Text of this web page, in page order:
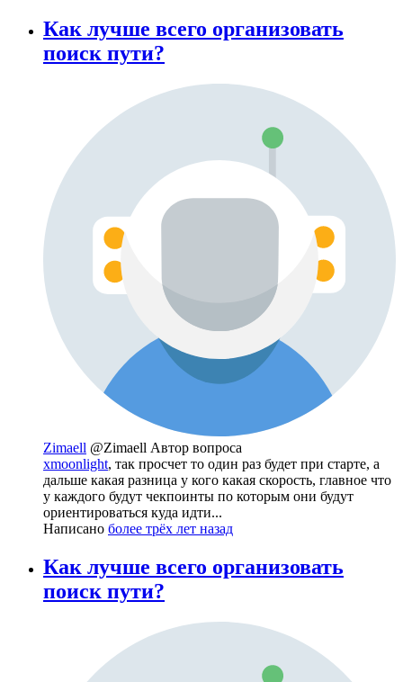
Как лучше всего организовать
поиск пути?
Zimaell @Zimaell Автор вопроса
xmoonlight, так просчет то один раз будет при старте, а
дальше какая разница у кого какая скорость, главное что
у каждого будут чекпоинты по которым они будут
ориентироваться куда идти...
Написано более трёх лет назад
Как лучше всего организовать
поиск пути?